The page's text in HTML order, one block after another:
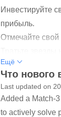
Инвестируйте
прибыль.
Отмечайте
Погрузитесь в
Готовы
----------------
Ещё
Что нового
Last updated on
Added a Match-
to actively solve